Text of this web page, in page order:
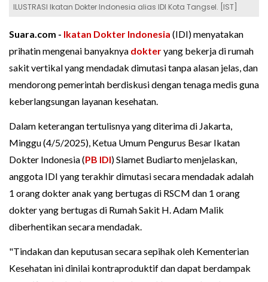
ILUSTRASI Ikatan Dokter Indonesia alias IDI Kota Tangsel. [IST]
Suara.com - Ikatan Dokter Indonesia (IDI) menyatakan
prihatin mengenai banyaknya dokteryang bekerja di rumah
sakit vertikal yang mendadak dimutasi tanpa alasan jelas, dan
mendorong pemerintah berdiskusi dengan tenaga medis guna
keberlangsungan layanan kesehatan.
Dalam keterangan tertulisnya yang diterima di Jakarta,
Minggu (4/5/2025), Ketua Umum Pengurus Besar Ikatan
Dokter Indonesia (PB IDI) Slamet Budiarto menjelaskan,
anggota IDI yang terakhir dimutasi secara mendadak adalah
1 orang dokter anak yang bertugas di RSCM dan 1 orang
dokter yang bertugas di Rumah Sakit H. Adam Malik
diberhentikan secara mendadak.
"Tindakan dan keputusan secara sepihak oleh Kementerian
Kesehatan ini dinilai kontraproduktif dan dapat berdampak